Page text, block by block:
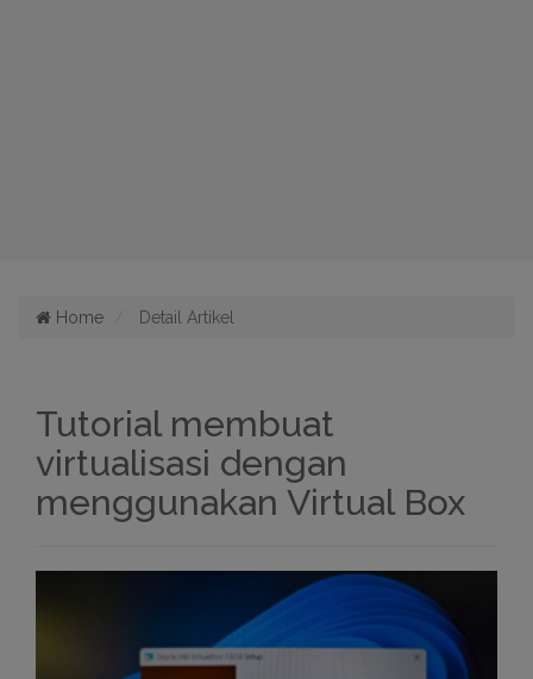
Home Detail Artikel
Tutorial membuat
virtualisasi dengan
menggunakan Virtual Box